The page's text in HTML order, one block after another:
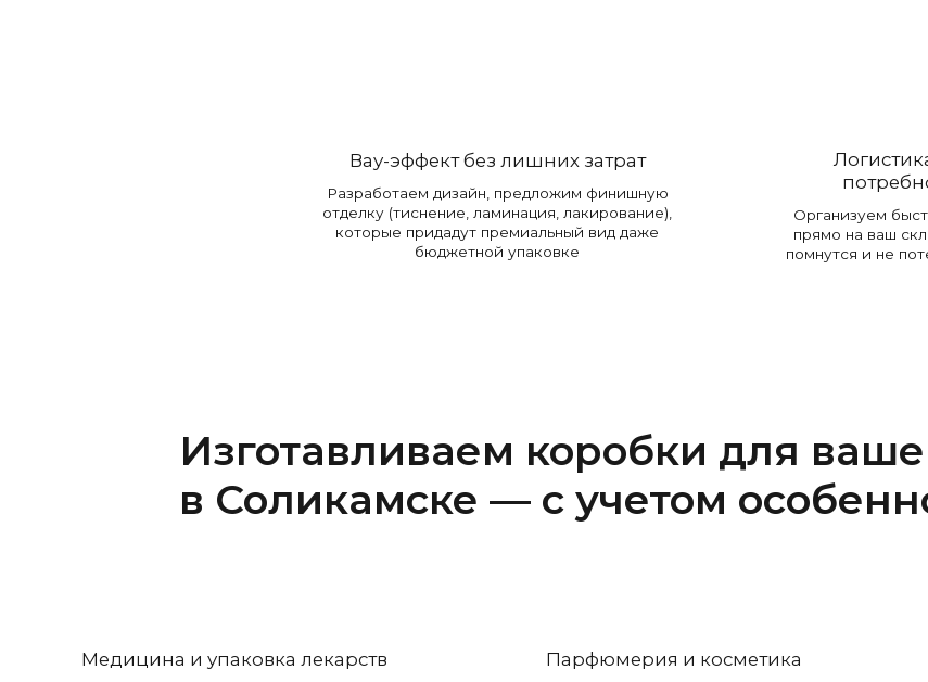
Вау-эффект без лишних затрат
Разработаем дизайн, предложим финишную
отделку (тиснение, ламинация, лакирование),
которые придадут премиальный вид даже
бюджетной упаковке
Организуем
прямо на ваш
помнутся и не
Изготавливаем коробки для
в Соликамске — с учетом
Медицина и упаковка лекарств Парфюмерия и косметика